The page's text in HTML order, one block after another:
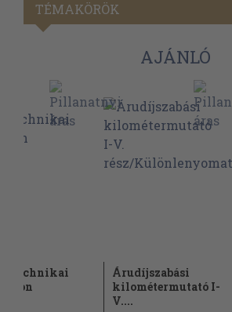
TÉMAKÖRÖK
AJÁNLÓ
Árudíjszabási
kilométermutató I-
V....